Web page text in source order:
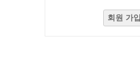
회원 가입